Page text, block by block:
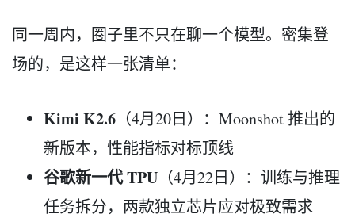
同一周内，圈子里不只在聊一个模型。密集登
场的，是这样一张清单：
Kimi K2.6 （4月20日）：Moonshot 推出的
新版本，性能指标对标顶线
谷歌新一代 TPU （4月22日）：训练与推理
任务拆分，两款独立芯片应对极致需求